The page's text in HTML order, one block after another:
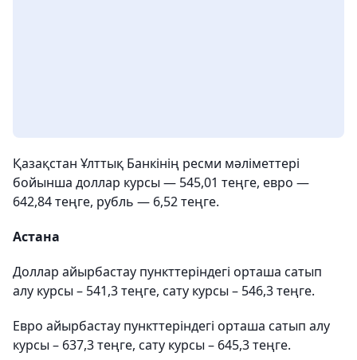
Қазақстан Ұлттық Банкінің ресми мәліметтері
бойынша доллар курсы — 545,01 теңге, евро —
642,84 теңге, рубль — 6,52 теңге.
Астана
Доллар айырбастау пункттеріндегі орташа сатып
алу курсы – 541,3 теңге, сату курсы – 546,3 теңге.
Евро айырбастау пункттеріндегі орташа сатып алу
курсы – 637,3 теңге, сату курсы – 645,3 теңге.